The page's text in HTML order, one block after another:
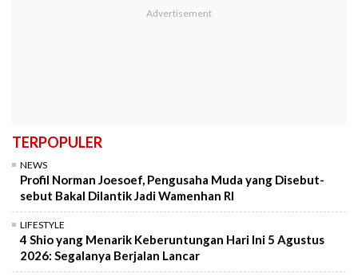
TERPOPULER
NEWS
Profil Norman Joesoef, Pengusaha Muda yang Disebut-
sebut Bakal Dilantik Jadi Wamenhan RI
LIFESTYLE
4 Shio yang Menarik Keberuntungan Hari Ini 5 Agustus
2026: Segalanya Berjalan Lancar